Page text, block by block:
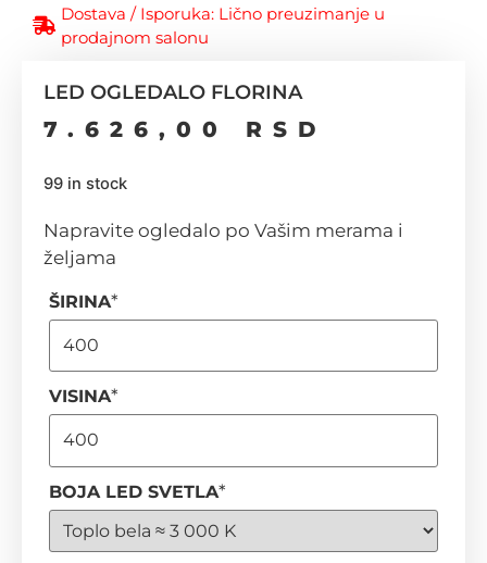
Dostava / Isporuka: Lično preuzimanje u
prodajnom salonu
LED OGLEDALO FLORINA
7.626,00 RSD
99 in stock
Napravite ogledalo po Vašim merama i
željama
ŠIRINA*
VISINA*
BOJA LED SVETLA*